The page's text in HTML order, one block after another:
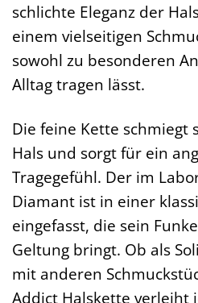
schlichte Eleganz der
einem vielseitigen
sowohl zu besonderen
Alltag tragen lässt.
Die feine Kette schmiegt
Hals und sorgt für ein
Tragegefühl. Der im
Diamant ist in einer
eingefasst, die sein
Geltung bringt. Ob als
mit anderen
Addict Halskette verleiht